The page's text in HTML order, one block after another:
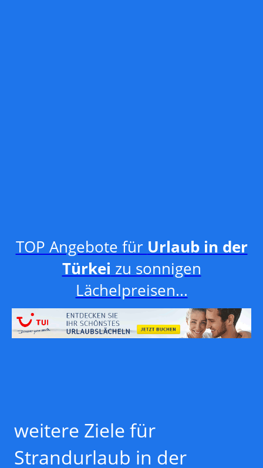
TOP Angebote für Urlaub in der
Türkei zu sonnigen
Lächelpreisen...
weitere Ziele für
Strandurlaub in der